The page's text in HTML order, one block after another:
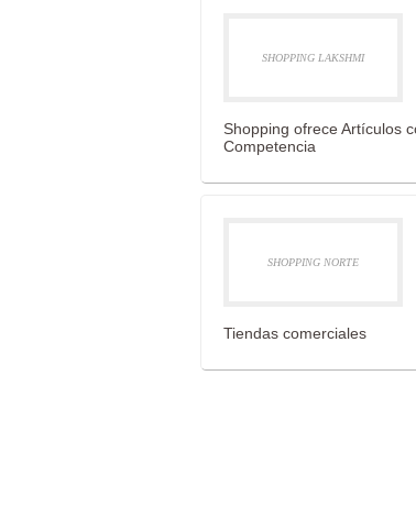
SHOPPING LAKSHMI
Shopping ofrece Artículos
Competencia
SHOPPING NORTE
Tiendas comerciales